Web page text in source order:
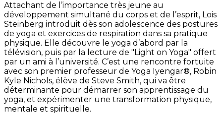
Attachant de l’importance très jeune au
développement simultané du corps et de l’esprit, Lois
Steinberg introduit dès son adolescence des postures
de yoga et exercices de respiration dans sa pratique
physique. Elle découvre le yoga d’abord par la
télévision, puis par la lecture de "Light on Yoga" offert
par un ami à l’université. C’est une rencontre fortuite
avec son premier professeur de Yoga Iyengar®, Robin
Kyle Nichols, élève de Steve Smith, qui va être
déterminante pour démarrer son apprentissage du
yoga, et expérimenter une transformation physique,
mentale et spirituelle.